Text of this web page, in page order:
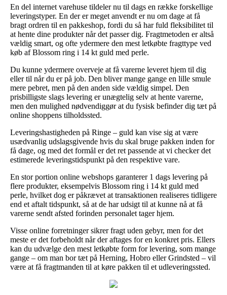
En del internet varehuse tildeler nu til dags en række forskellige
leveringstyper. En der er meget anvendt er nu om dage at få
bragt ordren til en pakkeshop, fordi du så har fuld fleksibilitet til
at hente dine produkter når det passer dig. Fragtmetoden er altså
vældig smart, og ofte ydermere den mest letkøbte fragttype ved
køb af Blossom ring i 14 kt guld med perle.
Du kunne ydermere overveje at få varerne leveret hjem til dig
eller til når du er på job. Den bliver mange gange en lille smule
mere pebret, men på den anden side vældig simpel. Den
prisbilligste slags levering er unægtelig selv at hente varerne,
men den mulighed nødvendiggør at du fysisk befinder dig tæt på
online shoppens tilholdssted.
Leveringshastigheden på Ringe – guld kan vise sig at være
usædvanlig udslagsgivende hvis du skal bruge pakken inden for
få dage, og med det formål er det ret passende at vi checker det
estimerede leveringstidspunkt på den respektive vare.
En stor portion online webshops garanterer 1 dags levering på
flere produkter, eksempelvis Blossom ring i 14 kt guld med
perle, hvilket dog er påkrævet at transaktionen realiseres tidligere
end et aftalt tidspunkt, så at de har udsigt til at kunne nå at få
varerne sendt afsted forinden personalet tager hjem.
Visse online forretninger sikrer fragt uden gebyr, men for det
meste er det forbeholdt når der aftages for en konkret pris. Ellers
kan du udvælge den mest letkøbte form for levering, som mange
gange – om man bor tæt på Herning, Hobro eller Grindsted – vil
være at få fragtmanden til at køre pakken til et udleveringssted.